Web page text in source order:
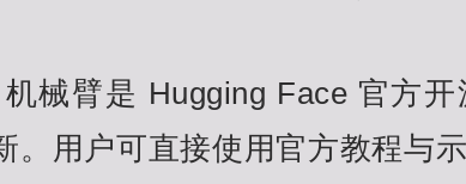
械臂是 Hugging Face 官方
。用户可直接使用官方教程与